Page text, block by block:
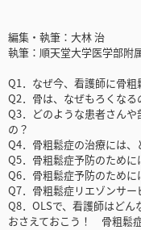
編集・執筆：大林 治
執筆：順天堂大学医学部附
Q1．なぜ今、看護師に骨粗
Q2．骨は、なぜもろくなる
Q3．どのような患者さん
の？
Q4．骨粗鬆症の治療には
Q5．骨粗鬆症予防のため
Q6．骨粗鬆症予防のため
Q7．骨粗鬆症リエゾンサー
Q8．OLSで、看護師はどん
おさえておこう！ 骨粗鬆